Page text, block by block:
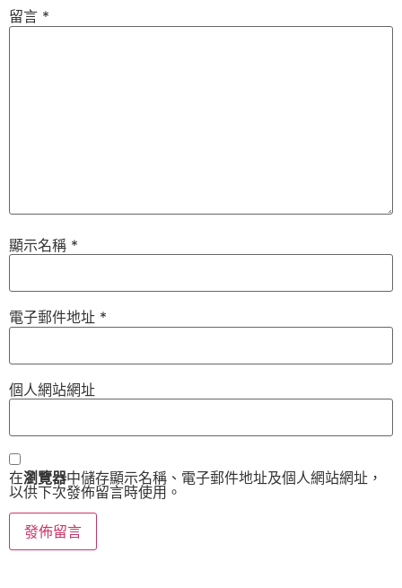
留言 *
顯示名稱 *
電子郵件地址 *
個人網站網址
在瀏覽器中儲存顯示名稱、電子郵件地址及個人網站網址，
以供下次發佈留言時使用。